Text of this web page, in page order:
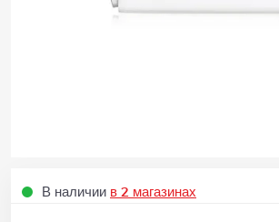
В наличии в 2 магазинах